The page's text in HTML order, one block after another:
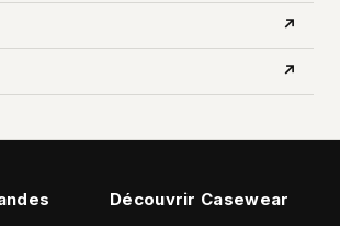
↗
↗
Découvrir Casewear